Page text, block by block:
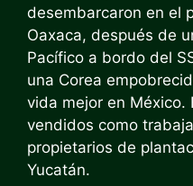
desembarcaron en el
Oaxaca, después de
Pacífico a bordo del
una Corea
vida mejor en México.
vendidos como
propietarios de
Yucatán.